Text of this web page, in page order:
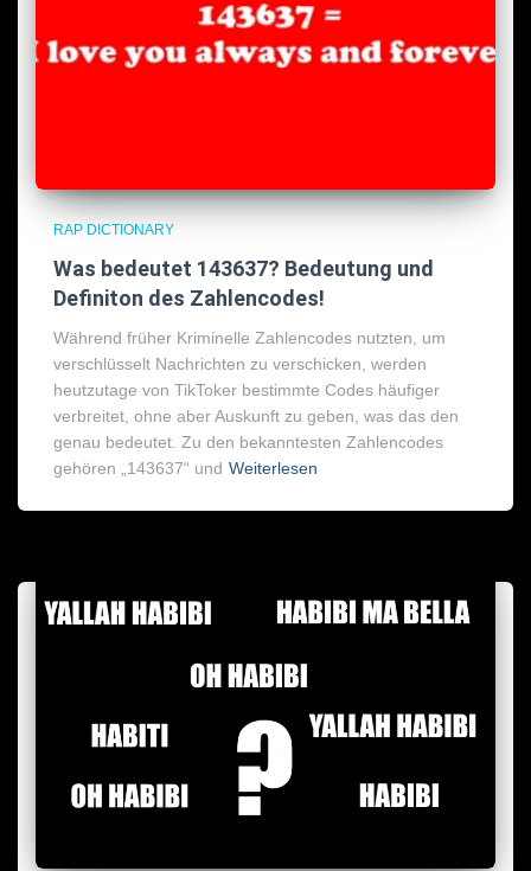
RAP DICTIONARY
Was bedeutet 143637? Bedeutung und
Definiton des Zahlencodes!
Während früher Kriminelle Zahlencodes nutzten, um
verschlüsselt Nachrichten zu verschicken, werden
heutzutage von TikToker bestimmte Codes häufiger
verbreitet, ohne aber Auskunft zu geben, was das den
genau bedeutet. Zu den bekanntesten Zahlencodes
gehören „143637“ und Weiterlesen